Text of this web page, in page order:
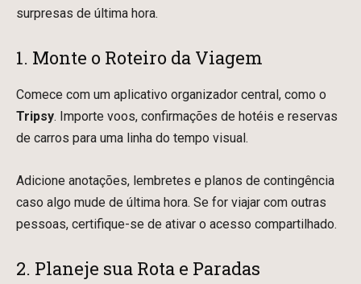
surpresas de última hora.
1. Monte o Roteiro da Viagem
Comece com um aplicativo organizador central, como o
Tripsy. Importe voos, confirmações de hotéis e reservas
de carros para uma linha do tempo visual.
Adicione anotações, lembretes e planos de contingência
caso algo mude de última hora. Se for viajar com outras
pessoas, certifique-se de ativar o acesso compartilhado.
2. Planeje sua Rota e Paradas